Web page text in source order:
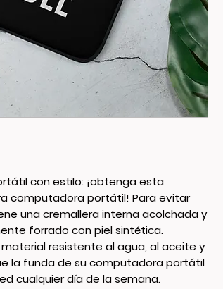
con estilo: ¡obtenga esta
computadora portátil! Para evitar
una cremallera interna acolchada y
forrado con piel sintética.
resistente al agua, al aceite y
la funda de su computadora portátil
cualquier día de la semana.